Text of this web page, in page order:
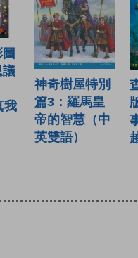
議
我
神奇樹屋特別
篇3：羅馬皇
帝的智慧（中
英雙語）